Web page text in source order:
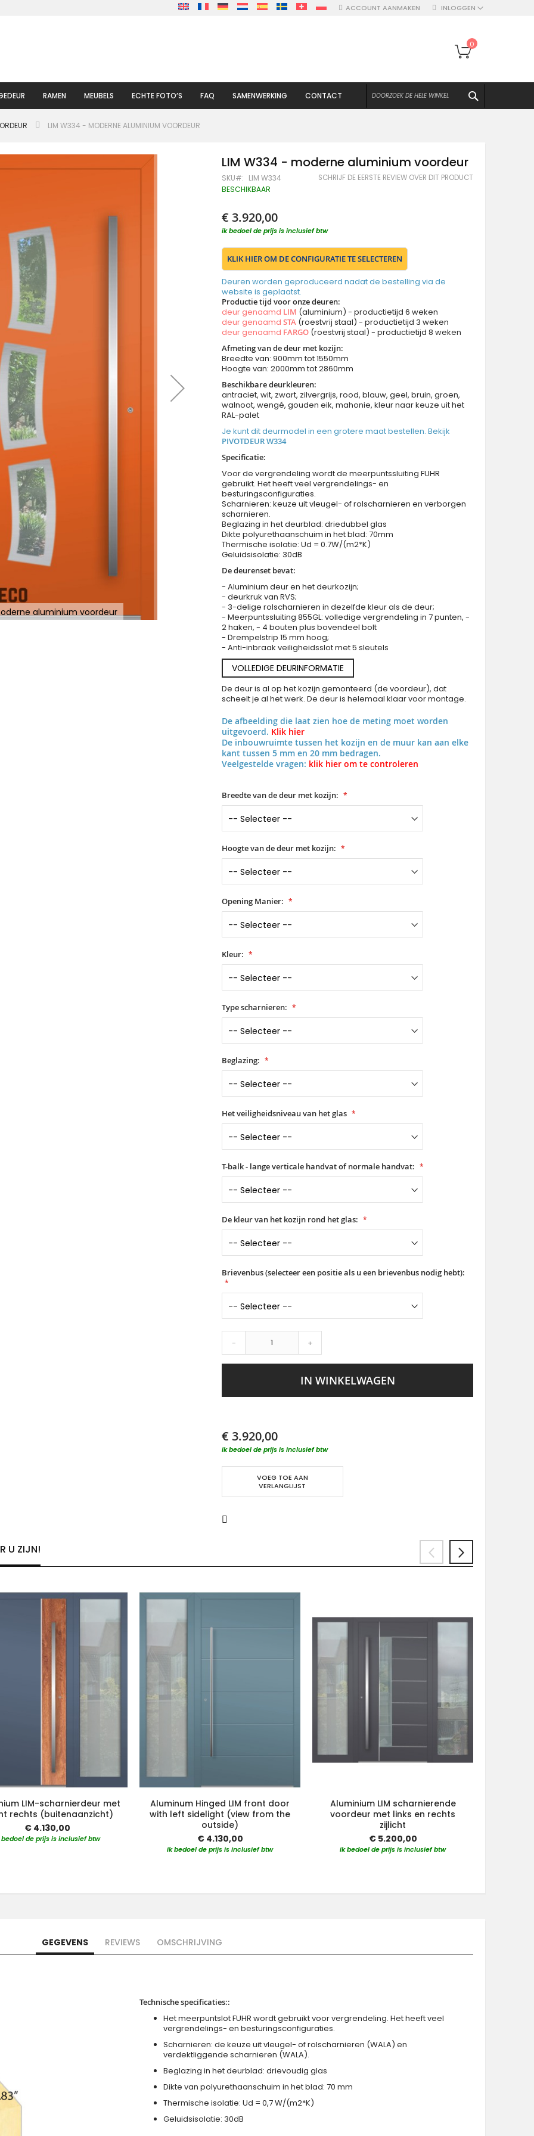
INLOGGEN
ACCOUNT AANMAKEN
Winkelwagen
0
RAMEN MEUBELS ECHTE FOTO’S FAQ SAMENWERKING CONTACT
LIM W334 - MODERNE ALUMINIUM VOORDEUR
aluminium voordeur Moderne aluminium voordeur van goudkleurig
LIM W334 - moderne aluminium voordeur
SKU LIM W334 SCHRIJF DE EERSTE REVIEW OVER DIT PRODUCT
BESCHIKBAAR
€ 3.920,00
ik bedoel de prijs is inclusief btw
KLIK HIER OM DE CONFIGURATIE TE SELECTEREN
Deuren worden geproduceerd nadat de bestelling via de
website is geplaatst.
Productie tijd voor onze deuren:
deur genaamd LIM (aluminium) - productietijd 6 weken
deur genaamdSTA (roestvrij staal) - productietijd 3 weken
deur genaamd FARGO (roestvrij staal) - productietijd 8 weken
Afmeting van de deur met kozijn:
Breedte van: 900mm tot 1550mm
Hoogte van: 2000mm tot 2860mm
Beschikbare deurkleuren:
antraciet, wit, zwart, zilvergrijs, rood, blauw, geel, bruin, groen,
walnoot, wengé, gouden eik, mahonie, kleur naar keuze uit het
RAL-palet
Je kunt dit deurmodel in een grotere maat bestellen. Bekijk
PIVOTDEUR W334
Specificatie:
Voor de vergrendeling wordt de meerpuntssluiting FUHR
gebruikt. Het heeft veel vergrendelings- en
besturingsconfiguraties.
Scharnieren: keuze uit vleugel- of rolscharnieren en verborgen
scharnieren.
Beglazing in het deurblad: driedubbel glas
Dikte polyurethaanschuim in het blad: 70mm
Thermische isolatie: Ud = 0.7W/(m2*K)
Geluidsisolatie: 30dB
De deurenset bevat:
- Aluminium deur en het deurkozijn;
- deurkruk van RVS;
- 3-delige rolscharnieren in dezelfde kleur als de deur;
- Meerpuntssluiting 855GL: volledige vergrendeling in 7 punten, -
2 haken, - 4 bouten plus bovendeel bolt
- Drempelstrip 15 mm hoog;
- Anti-inbraak veiligheidsslot met 5 sleutels
VOLLEDIGE DEURINFORMATIE
De deur is al op het kozijn gemonteerd (de voordeur), dat
scheelt je al het werk. De deur is helemaal klaar voor montage.
De afbeelding die laat zien hoe de meting moet worden
uitgevoerd. Klik hier
De inbouwruimte tussen het kozijn en de muur kan aan elke
kant tussen 5 mm en 20 mm bedragen.
Veelgestelde vragen: klik hier om te controleren
Breedte van de deur met kozijn:
Hoogte van de deur met kozijn:
Opening Manier:
Kleur:
Type scharnieren:
Beglazing:
Het veiligheidsniveau van het glas
T-balk - lange verticale handvat of normale handvat:
De kleur van het kozijn rond het glas:
Brievenbus (selecteer een positie als u een brievenbus nodig hebt):
- +
IN WINKELWAGEN
€ 3.920,00
ik bedoel de prijs is inclusief btw
VOEG TOE AAN
VERLANGLIJST
U ZIJN!
LIM-scharnierdeur met
rechts (buitenaanzicht)
€ 4.130,00
de prijs is inclusief btw
Aluminum Hinged LIM front door
with left sidelight (view from the
outside)
€ 4.130,00
ik bedoel de prijs is inclusief btw
Aluminium LIM scharnierende
voordeur met links en rechts
zijlicht
€ 5.200,00
ik bedoel de prijs is inclusief btw
GEGEVENS REVIEWS OMSCHRIJVING